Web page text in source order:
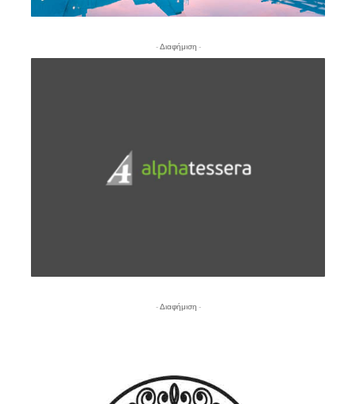
- Διαφήμιση -
- Διαφήμιση -